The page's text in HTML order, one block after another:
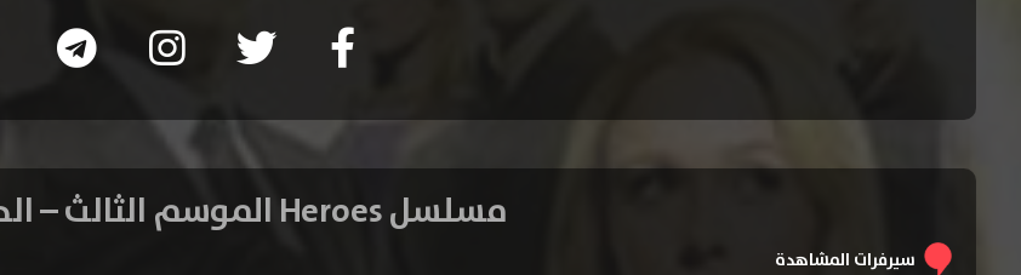
مسلسل Heroes الموسم الثالث – الحلقة 21
سيرفرات المشاهدة